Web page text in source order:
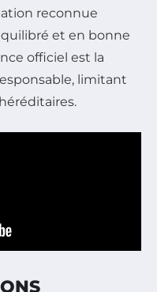
reconnue
et en bonne
officiel est la
limitant